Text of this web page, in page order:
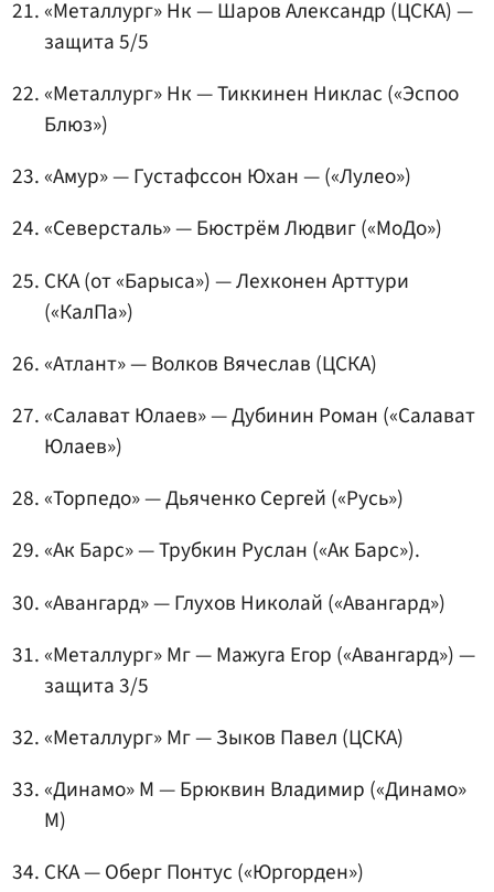
«Металлург» Нк — Шаров Александр (ЦСКА) —
защита 5/5
«Металлург» Нк — Тиккинен Никлас («Эспоо
Блюз»)
«Амур»—Густафссон Юхан— («Лулео»)
«Северсталь»— Бюстрём Людвиг («МоДо»)
СКА (от «Барыса») — Лехконен Арттури
(«КалПа»)
«Атлант» —Волков Вячеслав (ЦСКА)
«Салават Юлаев» —Дубинин Роман («Салават
Юлаев»)
«Торпедо» —Дьяченко Сергей («Русь»)
«Ак Барс» —Трубкин Руслан («Ак Барс»).
«Авангард» —Глухов Николай («Авангард»)
«Металлург» Мг —Мажуга Егор («Авангард») —
защита 3/5
«Металлург» Мг —Зыков Павел (ЦСКА)
«Динамо» М —Брюквин Владимир («Динамо»
М)
СКА — Оберг Понтус («Юргорден»)